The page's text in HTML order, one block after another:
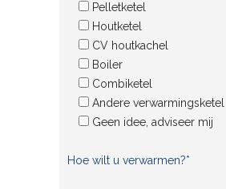
Pelletketel
Houtketel
CV houtkachel
Boiler
Combiketel
Andere verwarmingsketel
Geen idee, adviseer mij
Hoe wilt u verwarmen?*